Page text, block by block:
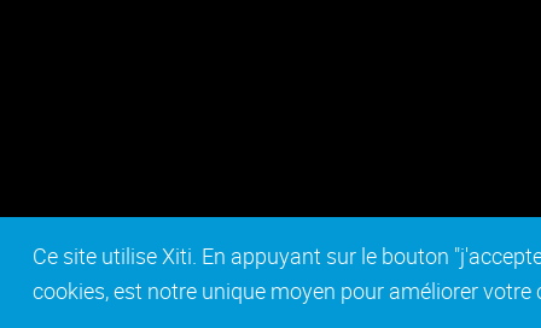
Ce site utilise Xiti. En appuyant sur le bouton
cookies, est notre unique moyen pour améliorer votre
Contact Mentions légales